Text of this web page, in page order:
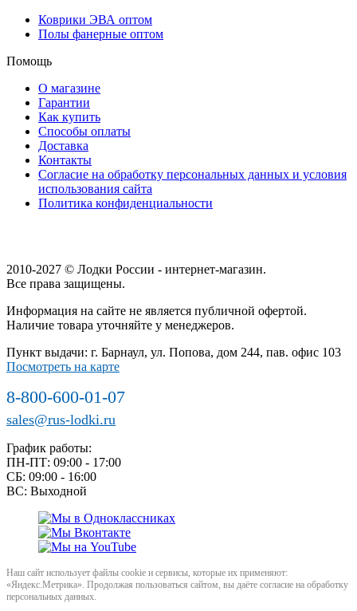
Коврики ЭВА оптом
Полы фанерные оптом
Помощь
О магазине
Гарантии
Как купить
Способы оплаты
Доставка
Контакты
Согласие на обработку персональных данных и условия
использования сайта
Политика конфиденциальности
2010-2027 © Лодки России - интернет-магазин.
Все права защищены.
Информация на сайте не является публичной офертой.
Наличие товара уточняйте у менеджеров.
Пункт выдачи: г. Барнаул, ул. Попова, дом 244, пав. офис 103
Посмотреть на карте
8-800-600-01-07
sales@rus-lodki.ru
График работы:
ПН-ПТ: 09:00 - 17:00
СБ: 09:00 - 16:00
ВС: Выходной
Наш сайт использует файлы cookie и сервисы, которые их применяют:
«Яндекс.Метрика». Продолжая пользоваться сайтом, вы даёте согласие на обработку
персональных данных.